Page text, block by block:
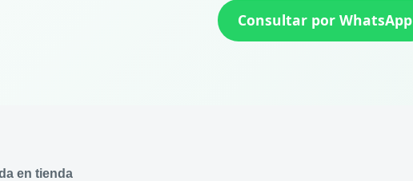
Consultar por WhatsApp
en tienda